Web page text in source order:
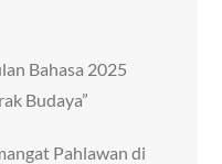
Bahasa 2025
Budaya”
Pahlawan di